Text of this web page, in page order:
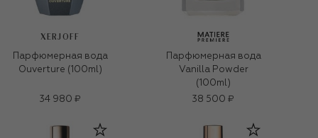
XERJOFF
Парфюмерная вода
Ouverture (100ml)
34 980 ₽
Парфюмерная вода
Vanilla Powder
(100ml)
38 500 ₽